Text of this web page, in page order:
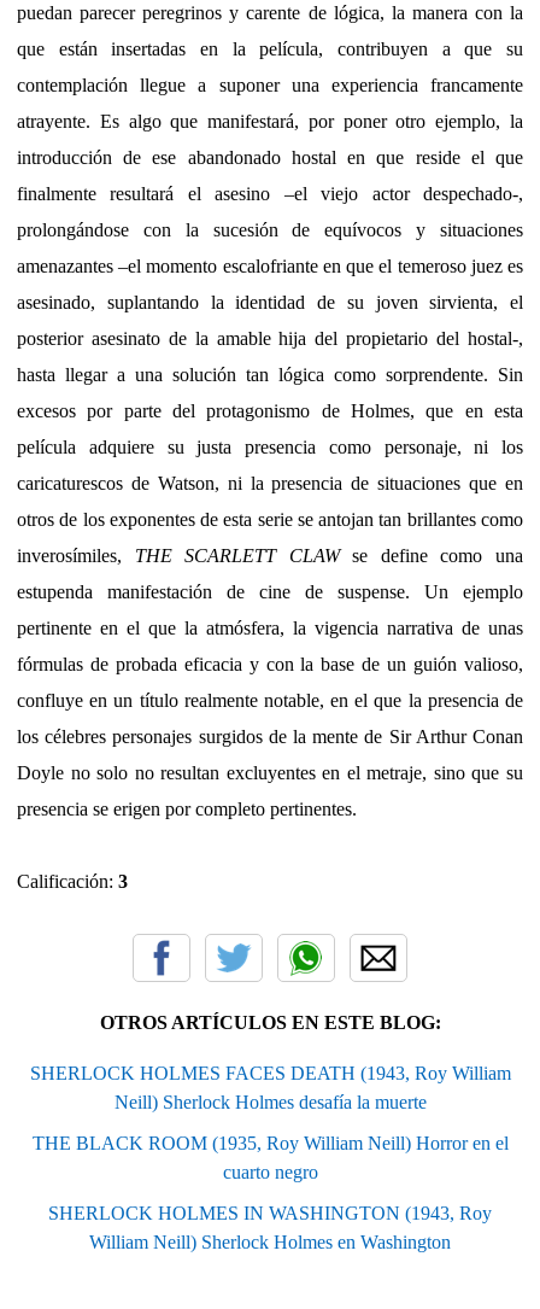
puedan parecer peregrinos y carente de lógica, la manera con la
que están insertadas en la película, contribuyen a que su
contemplación llegue a suponer una experiencia francamente
atrayente. Es algo que manifestará, por poner otro ejemplo, la
introducción de ese abandonado hostal en que reside el que
finalmente resultará el asesino –el viejo actor despechado-,
prolongándose con la sucesión de equívocos y situaciones
amenazantes –el momento escalofriante en que el temeroso juez es
asesinado, suplantando la identidad de su joven sirvienta, el
posterior asesinato de la amable hija del propietario del hostal-,
hasta llegar a una solución tan lógica como sorprendente. Sin
excesos por parte del protagonismo de Holmes, que en esta
película adquiere su justa presencia como personaje, ni los
caricaturescos de Watson, ni la presencia de situaciones que en
otros de los exponentes de esta serie se antojan tan brillantes como
inverosímiles, THE SCARLETT CLAWse define como una
estupenda manifestación de cine de suspense. Un ejemplo
pertinente en el que la atmósfera, la vigencia narrativa de unas
fórmulas de probada eficacia y con la base de un guión valioso,
confluye en un título realmente notable, en el que la presencia de
los célebres personajes surgidos de la mente de Sir Arthur Conan
Doyle no solo no resultan excluyentes en el metraje, sino que su
presencia se erigen por completo pertinentes.
Calificación: 3
OTROS ARTÍCULOS EN ESTE BLOG:
SHERLOCK HOLMES FACES DEATH (1943, Roy William
Neill) Sherlock Holmes desafía la muerte
THE BLACK ROOM (1935, Roy William Neill) Horror en el
cuarto negro
SHERLOCK HOLMES IN WASHINGTON (1943, Roy
William Neill) Sherlock Holmes en Washington